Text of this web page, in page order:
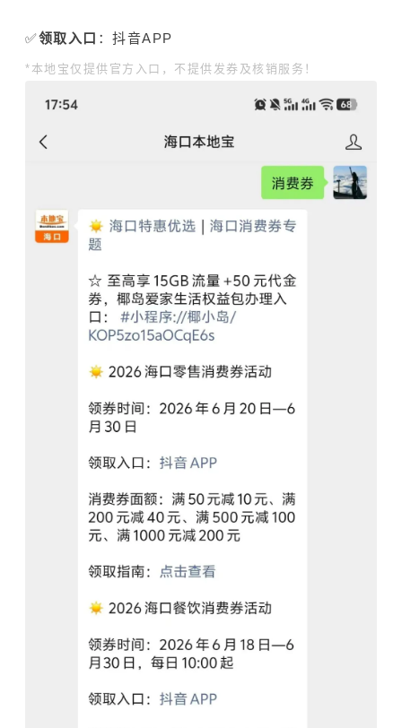
✅️领取入口 ：抖音APP
*本地宝仅提供官方入口，不提供发券及核销服务！